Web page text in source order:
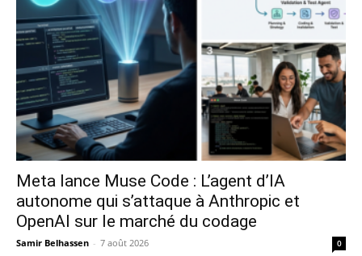
Meta lance Muse Code : L’agent d’IA
autonome qui s’attaque à Anthropic et
OpenAI sur le marché du codage
Samir Belhassen - 7 août 2026 0